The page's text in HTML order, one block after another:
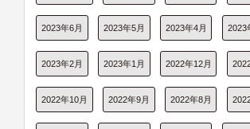
2023年6月 2023年5月 2023年4月 2023
2023年2月 2023年1月 2022年12月
2022年10月 2022年9月 2022年8月